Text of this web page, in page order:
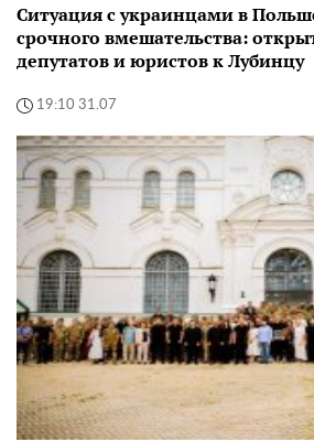
Ситуация с украинцами в
срочного вмешательства:
депутатов и юристов к Лубинцу
19:10 31.07